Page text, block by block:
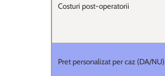
Costuri post-operatorii
Pret personalizat per caz (DA/NU)